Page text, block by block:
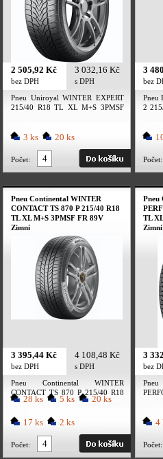
2 505,92 Kč
bez DPH
3 032,16 Kč
s DPH
Pneu Uniroyal WINTER EXPERT
215/40 R18 TL XL M+S 3PMSF
3 ks 20 ks
Počet:
3
bez
Pneu
2
Počet:
Pneu Continental WINTER
CONTACT TS 870 P 215/40 R18
TL XL M+S 3PMSF FR 89V
Zimní
3 395,44 Kč
bez DPH
4 108,48 Kč
s DPH
Pneu Continental WINTER
CONTACT TS 870 P 215/40 R18
TL XL M+S 3PMSF FR 89V Zimní
28 ks 5 ks 20 ks
17 ks 2 ks
Počet:
Pneu
TL
Zimní
3
bez
4
Počet: